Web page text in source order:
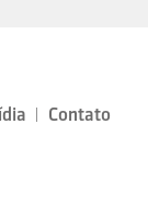
Contato